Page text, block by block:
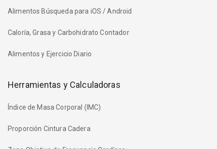
Alimentos Búsqueda para iOS / Android
Caloría, Grasa y Carbohidrato Contador
Alimentos y Ejercicio Diario
Herramientas y Calculadoras
Índice de Masa Corporal (IMC)
Proporción Cintura Cadera